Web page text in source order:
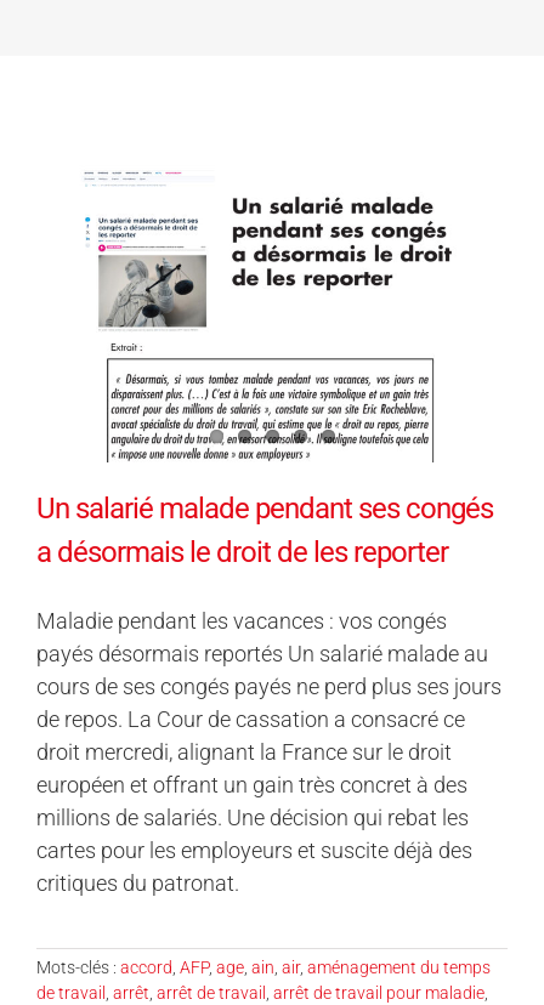
Un salarié malade pendant ses congés
a désormais le droit de les reporter
Maladie pendant les vacances : vos congés
payés désormais reportés Un salarié malade au
cours de ses congés payés ne perd plus ses jours
de repos. La Cour de cassation a consacré ce
droit mercredi, alignant la France sur le droit
européen et offrant un gain très concret à des
millions de salariés. Une décision qui rebat les
cartes pour les employeurs et suscite déjà des
critiques du patronat.
Mots-clés : accord AFP, age ain air, aménagement du temps
de travail
arrêt arrêt de travail arrêt de travail pour maladie